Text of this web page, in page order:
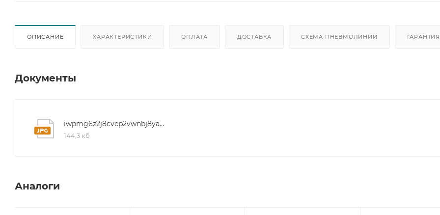
ОПИСАНИЕ ХАРАКТЕРИСТИКИ ОПЛАТА ДОСТАВКА СХЕМА ПНЕВМОЛИНИИ ГАРАНТИЯ
Документы
iwpmg6z2j8cvep2vwnbj8yax1vt40f8d
144,3 кб
Аналоги